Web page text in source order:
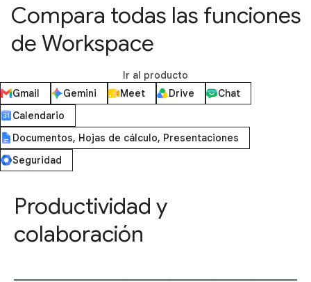
Compara todas las funciones
de Workspace
Ir al producto
Gmail
Gemini Meet Drive
Chat
Calendario
Documentos, Hojas de cálculo, Presentaciones
Seguridad
Productividad y
colaboración